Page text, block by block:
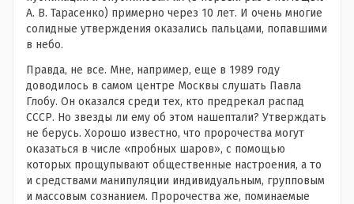
А. В. Тарасенко) примерно через 10 лет. И очень многие
солидные утверждения оказались пальцами, попавшими
в небо.
Правда, не все. Мне, например, еще в 1989 году
доводилось в самом центре Москвы слушать Павла
Глобу. Он оказался среди тех, кто предрекал распад
СССР. Но звезды ли ему об этом нашептали? Утверждать
не берусь. Хорошо известно, что пророчества могут
оказаться в числе «пробных шаров», с помощью
которых прощупывают общественные настроения, а то
и средствами манипуляции индивидуальным, групповым
и массовым сознанием. Пророчества же, поминаемые